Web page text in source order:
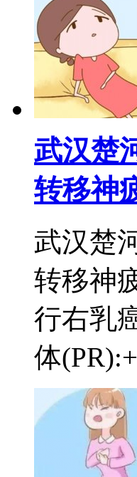
武汉楚
转移神
武汉楚
转移神
行右乳
体